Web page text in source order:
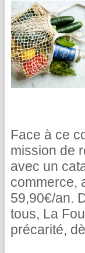
Face à ce
mission de
avec un
commerce,
59,90€/an.
tous, La
précarité,